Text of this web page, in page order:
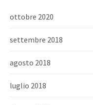
ottobre 2020
settembre 2018
agosto 2018
luglio 2018